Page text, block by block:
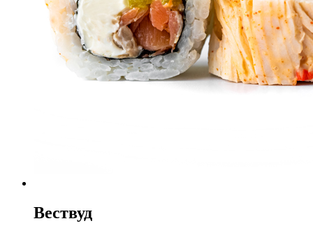
Вествуд